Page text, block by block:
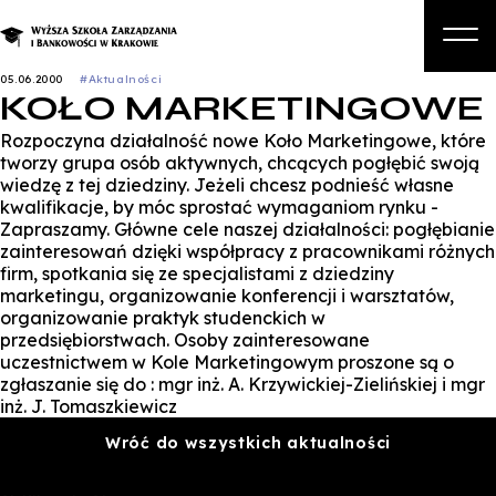
O nas
Studia
Studia podyplomowe i kursy
Kandydat
Student
Zapisz się na studia
05.06.2000 #Aktualności
KOŁO MARKETINGOWE
Rozpoczyna działalność nowe Koło Marketingowe, które
tworzy grupa osób aktywnych, chcących pogłębić swoją
wiedzę z tej dziedziny. Jeżeli chcesz podnieść własne
kwalifikacje, by móc sprostać wymaganiom rynku -
Zapraszamy. Główne cele naszej działalności: pogłębianie
zainteresowań dzięki współpracy z pracownikami różnych
firm, spotkania się ze specjalistami z dziedziny
marketingu, organizowanie konferencji i warsztatów,
organizowanie praktyk studenckich w
przedsiębiorstwach. Osoby zainteresowane
uczestnictwem w Kole Marketingowym proszone są o
zgłaszanie się do : mgr inż. A. Krzywickiej-Zielińskiej i mgr
inż. J. Tomaszkiewicz
Wróć do wszystkich aktualności